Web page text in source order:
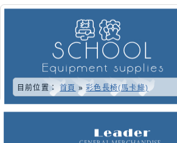
目前位置： 首頁 »彩色長椅(馬卡綠)